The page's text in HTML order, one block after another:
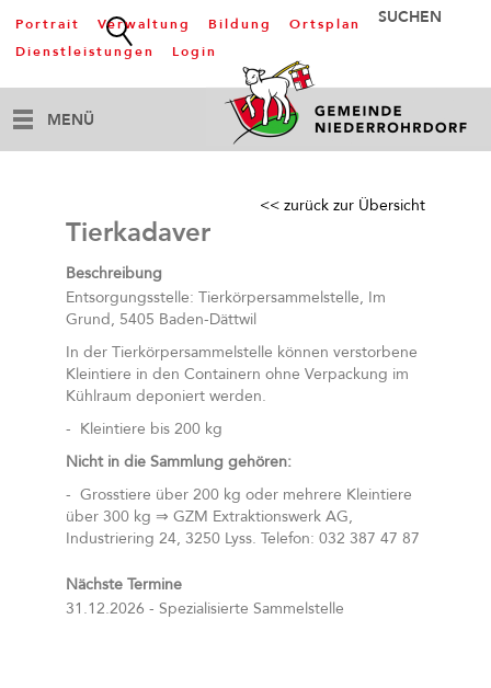
Portrait Verwaltung Bildung
Ortsplan
Dienstleistungen
Login
MENÜ
<< zurück zur Übersicht
Tierkadaver
Beschreibung
Entsorgungsstelle: Tierkörpersammelstelle, Im
Grund, 5405 Baden-Dättwil
In der Tierkörpersammelstelle können verstorbene
Kleintiere in den Containern ohne Verpackung im
Kühlraum deponiert werden.
- Kleintiere bis 200 kg
Nicht in die Sammlung gehören:
- Grosstiere über 200 kg oder mehrere Kleintiere
über 300 kg ⇒ GZM Extraktionswerk AG,
Industriering 24, 3250 Lyss. Telefon: 032 387 47 87
Nächste Termine
31.12.2026 - Spezialisierte Sammelstelle